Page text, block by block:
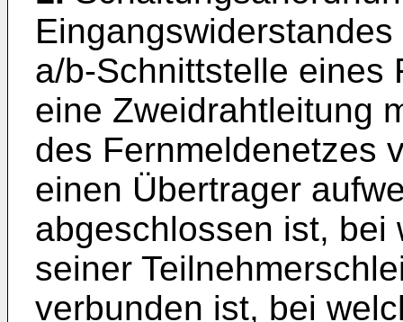
a/b-Schnittstelle eines
eine Zweidrahtleitung
des Fernmeldenetzes
einen Übertrager
abgeschlossen ist, bei
seiner
verbunden ist, bei